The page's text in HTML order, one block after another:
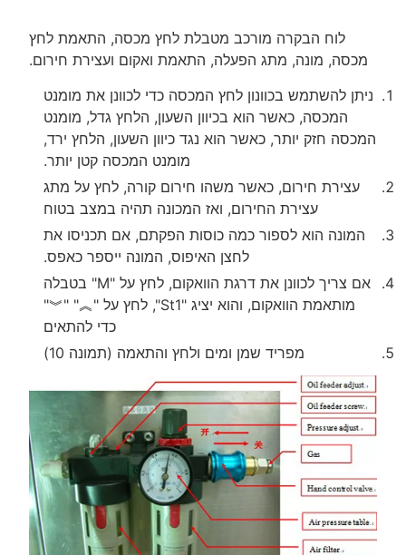
לוח הבקרה מורכב מטבלת לחץ מכסה, התאמת לחץ
מכסה, מונה, מתג הפעלה, התאמת ואקום ועצירת חירום.
ניתן להשתמש בכוונון לחץ המכסה כדי לכוונן את מומנט
המכסה, כאשר הוא בכיוון השעון, הלחץ גדל, מומנט
המכסה חזק יותר, כאשר הוא נגד כיוון השעון, הלחץ ירד,
מומנט המכסה קטן יותר.
עצירת חירום, כאשר משהו חירום קורה, לחץ על מתג
עצירת החירום, ואז המכונה תהיה במצב בטוח
המונה הוא לספור כמה כוסות הפקתם, אם תכניסו את
לחצן האיפוס, המונה ייספר כאפס.
אם צריך לכוונן את דרגת הוואקום, לחץ על "M" בטבלה
מותאמת הוואקום, והוא יציג "St1", לחץ על "︽" "︾"
כדי להתאים
מפריד שמן ומים ולחץ והתאמה (תמונה 10)